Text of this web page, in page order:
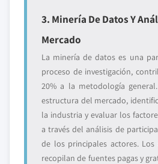
3. Minería De Datos Y
Mercado
La minería de datos es una
proceso de investigación,
20% a la metodología
estructura del mercado,
la industria y evaluar los
a través del análisis de
de los principales actores.
recopilan de fuentes pagas y